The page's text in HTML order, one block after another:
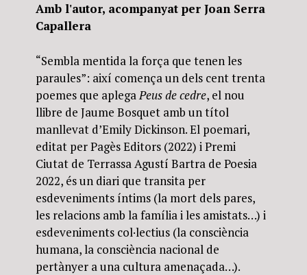
Amb l'autor, acompanyat per Joan Serra
Capallera
“Sembla mentida la força que tenen les
paraules”: així comença un dels cent trenta
poemes que aplega Peus de cedre, el nou
llibre de Jaume Bosquet amb un títol
manllevat d’Emily Dickinson. El poemari,
editat per Pagès Editors (2022) i Premi
Ciutat de Terrassa Agustí Bartra de Poesia
2022, és un diari que transita per
esdeveniments íntims (la mort dels pares,
les relacions amb la família i les amistats…) i
esdeveniments col·lectius (la consciència
humana, la consciència nacional de
pertànyer a una cultura amenaçada…).